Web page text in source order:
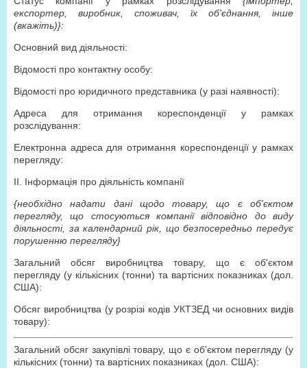
експортер, виробник, споживач, їх об'єднання, інше
(вкажіть)}:
Основний вид діяльності:
Відомості про контактну особу:
Відомості про юридичного представника (у разі наявності):
Адреса для отримання кореспонденції у рамках
розслідування:
Електронна адреса для отримання кореспонденції у рамках
перегляду:
ІІ. Інформація про діяльність компанії
{необхідно надати дані щодо товару, що є об'єктом
перегляду, що стосуються компанії відповідно до виду
діяльності, за календарний рік, що безпосередньо передує
порушенню перегляду}
Загальний обсяг виробництва товару, що є об'єктом
перегляду (у кількісних (тонни) та вартісних показниках (дол.
США):
Обсяг виробництва (у розрізі кодів УКТЗЕД чи основних видів
товару):
Загальний обсяг закупівлі товару, що є об'єктом перегляду (у
кількісних (тонни) та вартісних показниках (дол. США):